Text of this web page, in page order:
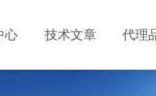
心 技术文章 代理